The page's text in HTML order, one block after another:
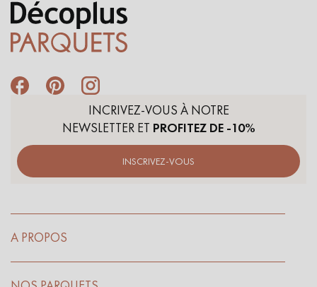
INCRIVEZ-VOUS À NOTRE
NEWSLETTER ET PROFITEZ DE -10%
INSCRIVEZ-VOUS
A PROPOS